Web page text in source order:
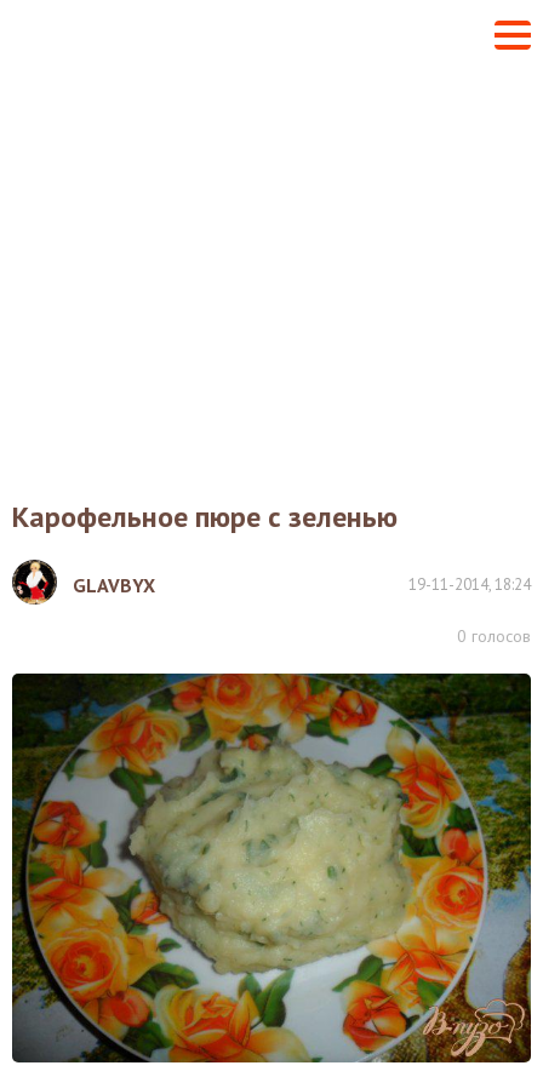
Карофельное пюре с зеленью
GLAVBYX 19-11-2014, 18:24
0 голосов